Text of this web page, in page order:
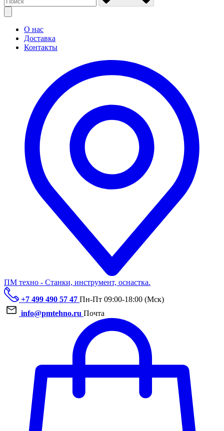
О нас
Доставка
Контакты
ПМ техно - Станки, инструмент, оснастка.
+7 499 490 57 47 Пн-Пт 09:00-18:00 (Мск)
info@pmtehno.ru Почта